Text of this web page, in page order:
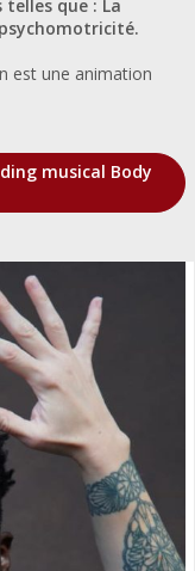
que : La
est une animation
musical Body